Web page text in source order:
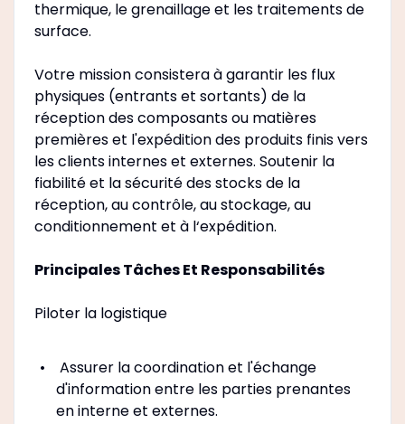
thermique, le grenaillage et les traitements de
surface.
Votre mission consistera à garantir les flux
physiques (entrants et sortants) de la
réception des composants ou matières
premières et l'expédition des produits finis vers
les clients internes et externes. Soutenir la
fiabilité et la sécurité des stocks de la
réception, au contrôle, au stockage, au
conditionnement et à l‘expédition.
Principales Tâches Et Responsabilités
Piloter la logistique
Assurer la coordination et l'échange
d'information entre les parties prenantes
en interne et externes.